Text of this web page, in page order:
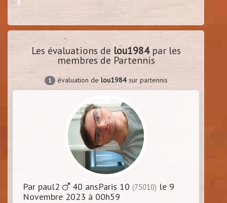
Les évaluations de lou1984par les
membres de Partennis
1 évaluation de lou1984sur partennis
Par paul2 40 ansParis 10 (75010) le 9
Novembre 2023 à 00h59